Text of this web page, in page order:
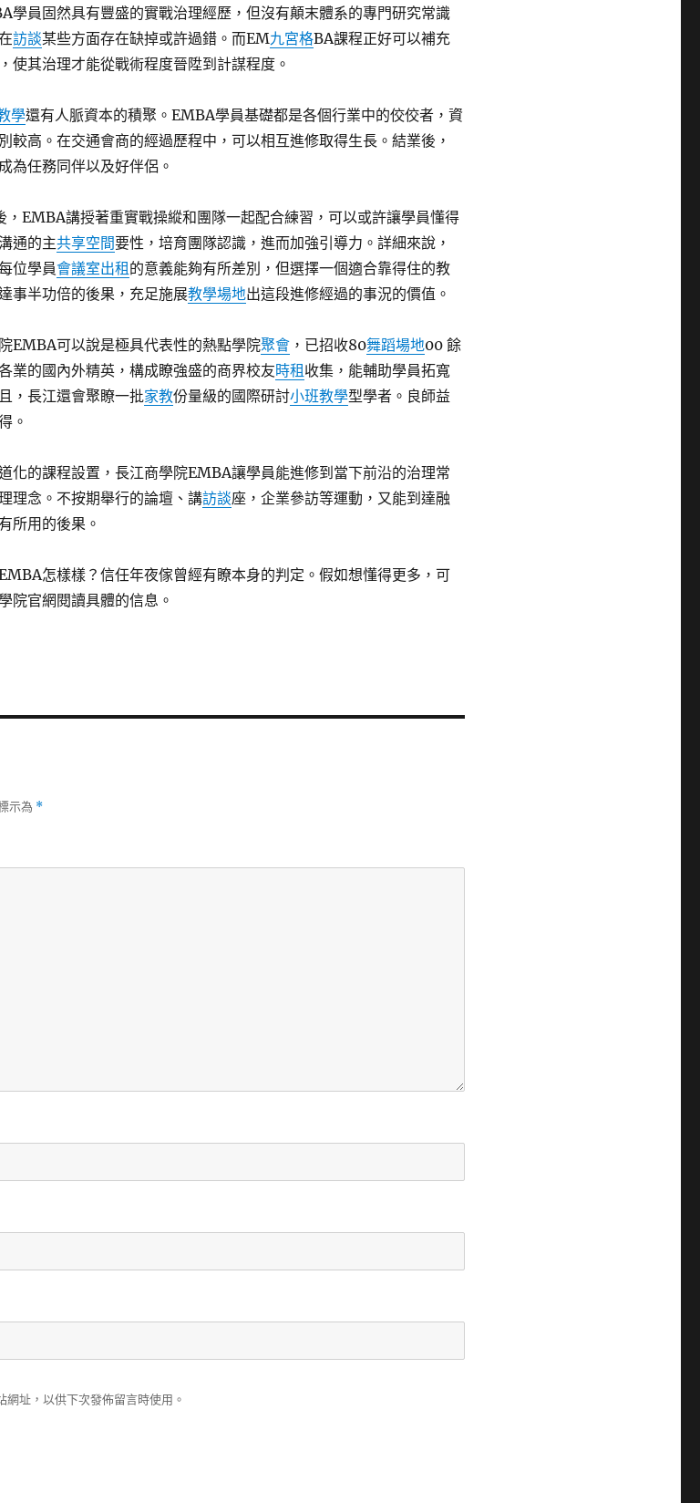
學員固然具有豐盛的實戰治理經歷，但沒有顛末體系的專門研究常識
訪談某些方面存在缺掉或許過錯。而EM九宮格BA課程正好可以補充
使其治理才能從戰術程度晉陞到計謀程度。
學還有人脈資本的積聚。EMBA學員基礎都是各個行業中的佼佼者，資
較高。在交通會商的經過歷程中，可以相互進修取得生長。結業後，
為任務同伴以及好伴侶。
，EMBA講授著重實戰操縱和團隊一起配合練習，可以或許讓學員懂得
通的主共享空間要性，培育團隊認識，進而加強引導力。詳細來說，
位學員會議室出租 的意義能夠有所差別，但選擇一個適合靠得住的教
事半功倍的後果，充足施展教學場地出這段進修經過的事況的價值。
EMBA可以說是極具代表性的熱點學院聚會 ，已招收80舞蹈場地00 餘
業的國內外精英，構成瞭強盛的商界校友時租 收集，能輔助學員拓寬
，長江還會聚瞭一批家教份量級的國際研討小班教學型學者。良師益
。
化的課程設置，長江商學院EMBA讓學員能進修到當下前沿的治理常
理念。不按期舉行的論壇、講訪談座，企業參訪等運動，又能到達融
所用的後果。
怎樣樣？信任年夜傢曾經有瞭本身的判定。假如想懂得更多，可
院官網閱讀具體的信息。
示為 *
址，以供下次發佈留言時使用。